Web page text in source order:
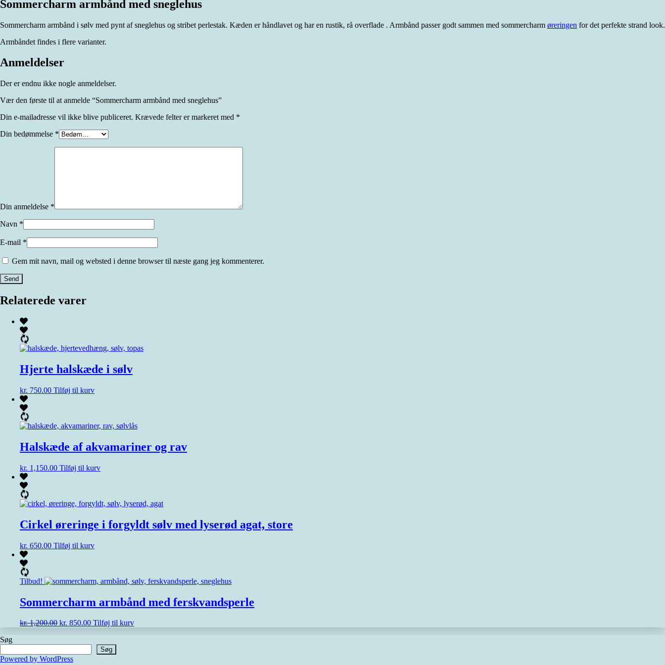
Sommercharm armbånd med sneglehus
Sommercharm armbånd i sølv med pynt af sneglehus og stribet perlestak. Kæden er håndlavet og har en rustik, rå overflade . Armbånd passer godt sammen med sommercharm øreringen for det perfekte strand look.
Armbåndet findes i flere varianter.
Anmeldelser
Der er endnu ikke nogle anmeldelser.
Vær den første til at anmelde “Sommercharm armbånd med sneglehus”
Din e-mailadresse vil ikke blive publiceret. Krævede felter er markeret med *
Din bedømmelse *
Din anmeldelse *
Navn *
E-mail *
Gem mit navn, mail og websted i denne browser til næste gang jeg kommenterer.
Relaterede varer
Hjerte halskæde i sølv
kr. 750.00 Tilføj til kurv
Halskæde af akvamariner og rav
kr. 1,150.00 Tilføj til kurv
Cirkel øreringe i forgyldt sølv med lyserød agat, store
kr. 650.00 Tilføj til kurv
Tilbud!
Sommercharm armbånd med ferskvandsperle
kr.1,200.00 Den
kr. 1,200.00.
kr. 850.00Den
Tilføj til kurv
Søg
Søg
Powered by WordPress